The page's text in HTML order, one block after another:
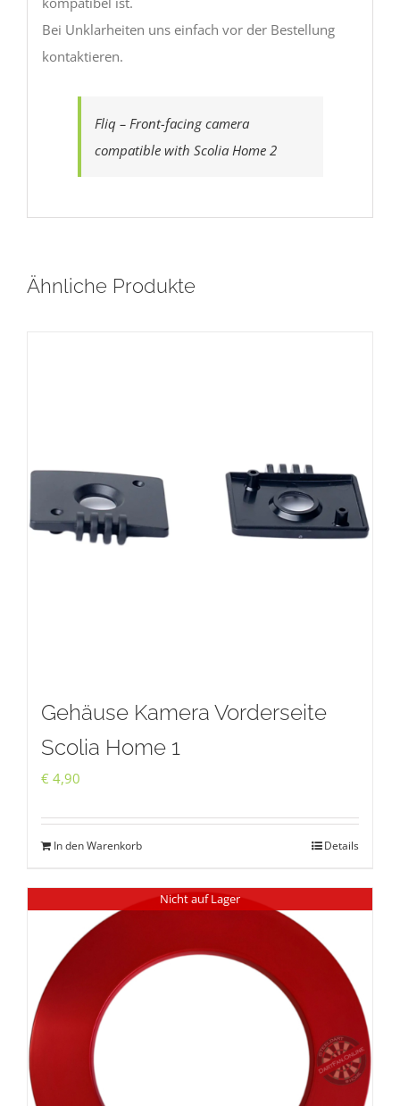
Bei Unklarheiten uns einfach vor der Bestellung
kontaktieren.
Fliq – Front-facing camera
compatible with Scolia Home 2
Ähnliche Produkte
Gehäuse Kamera Vorderseite
Scolia Home 1
€ 4,90
In den Warenkorb Details
Nicht auf Lager